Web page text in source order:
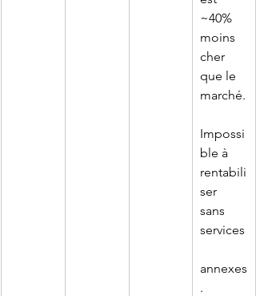
~40%
moins
cher
que le
marché.
Impossi
ble à
rentabili
ser
sans
services
annexes
.